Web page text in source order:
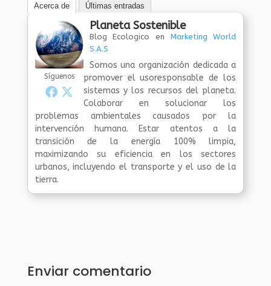
Acerca de Últimas entradas
Síguenos
Planeta Sostenible
Blog Ecologico en Marketing World
S.A.S
Somos una organización dedicada a
promover el usoresponsable de los
sistemas y los recursos del planeta.
Colaborar en solucionar los
problemas ambientales causados por la
intervención humana. Estar atentos a la
transición de la energía 100% limpia,
maximizando su eficiencia en los sectores
urbanos, incluyendo el transporte y el uso de la
tierra.
Enviar comentario